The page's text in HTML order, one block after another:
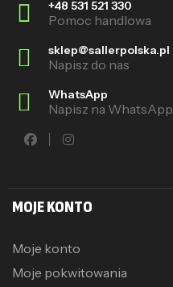
+48 531 521 330
Pomoc handlowa
sklep@sallerpolska.pl
Napisz do nas
WhatsApp
Napisz na WhatsApp
MOJE KONTO
Moje konto
Moje pokwitowania